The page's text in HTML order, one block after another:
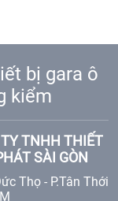
bị gara ô
kiểm
TNHH THIẾT
SÀI GÒN
Thọ - P.Tân Thới